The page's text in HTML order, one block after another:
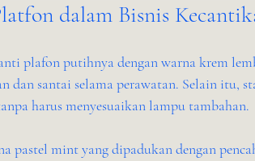
dalam Bisnis
plafon putihnya dengan warna krem
dan santai selama perawatan. Selain itu,
harus menyesuaikan lampu tambahan.
pastel mint yang dipadukan dengan